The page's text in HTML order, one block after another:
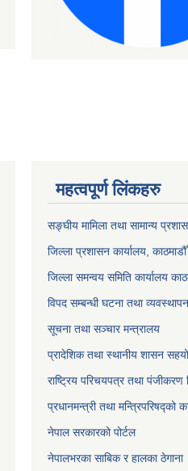
महत्वपूर्ण लिंकहरु
सङ्‍घीय मामिला तथा सामान्य
जिल्ला प्रशासन कार्यालय, काठमाडौँ
जिल्ला समन्वय समिति कार्यालय
विपद सम्बन्धी घटना तथा
सूचना तथा सञ्चार मन्त्रालय
प्रादेशिक तथा स्थानीय शासन
राष्ट्रिय परिचयपत्र तथा पंजीकरण
प्रधानमन्त्री तथा मन्त्रिपरिषद्को
नेपाल सरकारको पोर्टल
नेपालभरका साबिक र हालका ठेगाना